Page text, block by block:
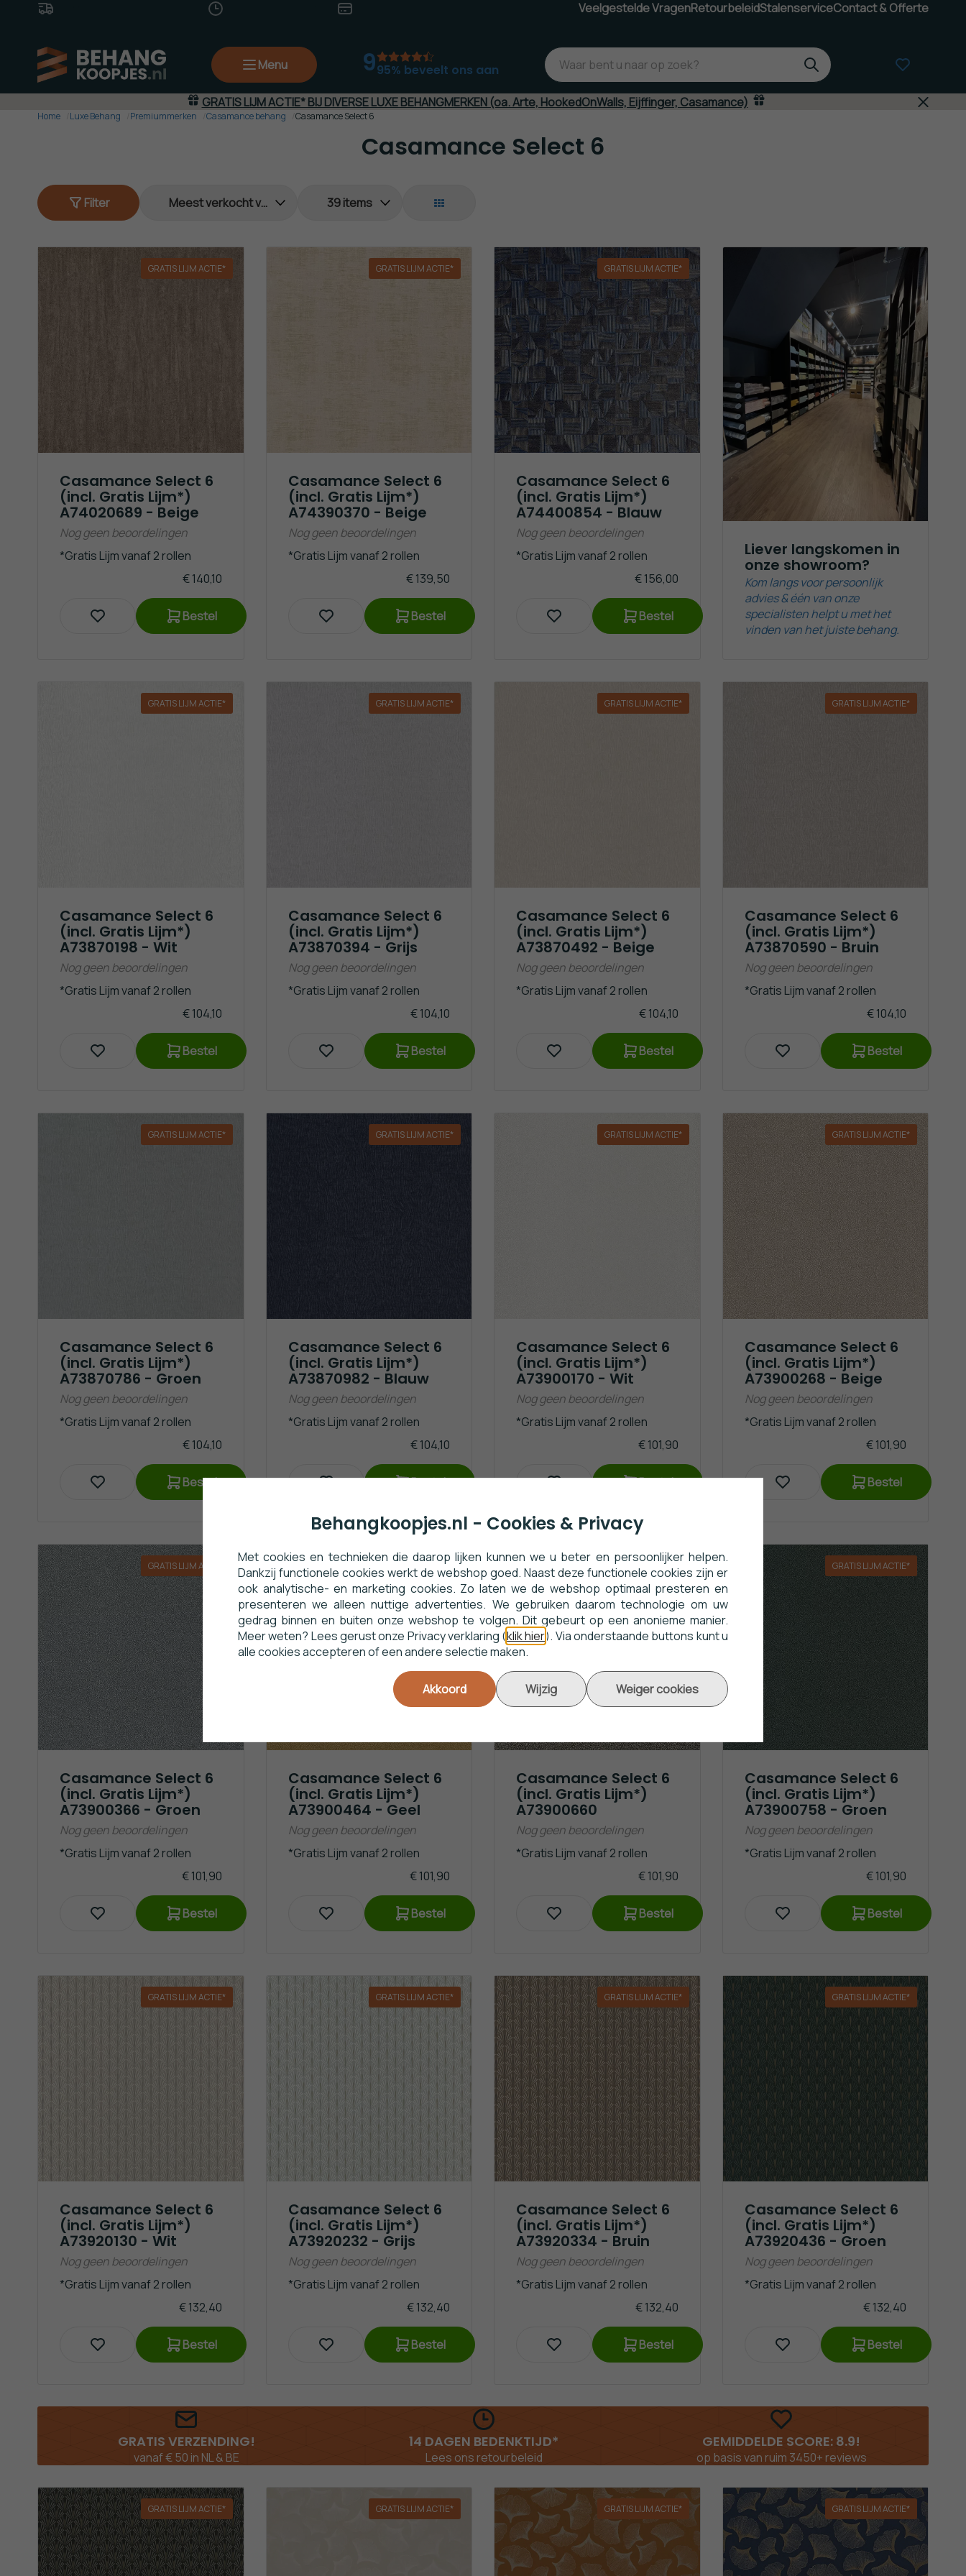
Veelgestelde VragenRetourbeleidStalenserviceContact & Offerte
Menu 995% beveelt ons aan
GRATIS LIJM ACTIE* BIJ DIVERSE LUXE BEHANGMERKEN (oa. Arte, HookedOnWalls, Eijffinger, Casamance)
Home Luxe Behang Premiummerken Casamance behang Casamance Select 6
Casamance Select 6
Filter
GRATIS LIJM ACTIE*
Casamance Select 6
(incl. Gratis Lijm*)
A74020689 - Beige
Nog geen beoordelingen
*Gratis Lijm vanaf 2 rollen
€ 140,10
Bestel
GRATIS LIJM ACTIE*
Casamance Select 6
(incl. Gratis Lijm*)
A74390370 - Beige
Nog geen beoordelingen
*Gratis Lijm vanaf 2 rollen
€ 139,50
Bestel
GRATIS LIJM ACTIE*
Casamance Select 6
(incl. Gratis Lijm*)
A74400854 - Blauw
Nog geen beoordelingen
*Gratis Lijm vanaf 2 rollen
€ 156,00
Bestel
Liever langskomen in
onze showroom?
Kom langs voor persoonlijk
advies & één van onze
specialisten helpt u met het
vinden van het juiste behang.
GRATIS LIJM ACTIE*
Casamance Select 6
(incl. Gratis Lijm*)
A73870198 - Wit
Nog geen beoordelingen
*Gratis Lijm vanaf 2 rollen
€ 104,10
Bestel
GRATIS LIJM ACTIE*
Casamance Select 6
(incl. Gratis Lijm*)
A73870394 - Grijs
Nog geen beoordelingen
*Gratis Lijm vanaf 2 rollen
€ 104,10
Bestel
GRATIS LIJM ACTIE*
Casamance Select 6
(incl. Gratis Lijm*)
A73870492 - Beige
Nog geen beoordelingen
*Gratis Lijm vanaf 2 rollen
€ 104,10
Bestel
GRATIS LIJM ACTIE*
Casamance Select 6
(incl. Gratis Lijm*)
A73870590 - Bruin
Nog geen beoordelingen
*Gratis Lijm vanaf 2 rollen
€ 104,10
Bestel
GRATIS LIJM ACTIE*
Casamance Select 6
(incl. Gratis Lijm*)
A73870786 - Groen
Nog geen beoordelingen
*Gratis Lijm vanaf 2 rollen
€ 104,10
Bestel
GRATIS LIJM ACTIE*
Casamance Select 6
(incl. Gratis Lijm*)
A73870982 - Blauw
Nog geen beoordelingen
*Gratis Lijm vanaf 2 rollen
€ 104,10
Bestel
GRATIS LIJM ACTIE*
Casamance Select 6
(incl. Gratis Lijm*)
A73900170 - Wit
Nog geen beoordelingen
*Gratis Lijm vanaf 2 rollen
€ 101,90
Bestel
GRATIS LIJM ACTIE*
Casamance Select 6
(incl. Gratis Lijm*)
A73900268 - Beige
Nog geen beoordelingen
*Gratis Lijm vanaf 2 rollen
€ 101,90
Bestel
GRATIS LIJM ACTIE*
Casamance Select 6
(incl. Gratis Lijm*)
A73900366 - Groen
Nog geen beoordelingen
*Gratis Lijm vanaf 2 rollen
€ 101,90
Bestel
GRATIS LIJM ACTIE*
Casamance Select 6
(incl. Gratis Lijm*)
A73900464 - Geel
Nog geen beoordelingen
*Gratis Lijm vanaf 2 rollen
€ 101,90
Bestel
GRATIS LIJM ACTIE*
Casamance Select 6
(incl. Gratis Lijm*)
A73900660
Nog geen beoordelingen
*Gratis Lijm vanaf 2 rollen
€ 101,90
Bestel
GRATIS LIJM ACTIE*
Casamance Select 6
(incl. Gratis Lijm*)
A73900758 - Groen
Nog geen beoordelingen
*Gratis Lijm vanaf 2 rollen
€ 101,90
Bestel
GRATIS LIJM ACTIE*
Casamance Select 6
(incl. Gratis Lijm*)
A73920130 - Wit
Nog geen beoordelingen
*Gratis Lijm vanaf 2 rollen
€ 132,40
Bestel
GRATIS LIJM ACTIE*
Casamance Select 6
(incl. Gratis Lijm*)
A73920232 - Grijs
Nog geen beoordelingen
*Gratis Lijm vanaf 2 rollen
€ 132,40
Bestel
GRATIS LIJM ACTIE*
Casamance Select 6
(incl. Gratis Lijm*)
A73920334 - Bruin
Nog geen beoordelingen
*Gratis Lijm vanaf 2 rollen
€ 132,40
Bestel
GRATIS LIJM ACTIE*
Casamance Select 6
(incl. Gratis Lijm*)
A73920436 - Groen
Nog geen beoordelingen
*Gratis Lijm vanaf 2 rollen
€ 132,40
Bestel
14 DAGEN BEDENKTIJD*
Lees ons retourbeleid
GEMIDDELDE SCORE: 8.9!
op basis van ruim 3450+ reviews
SNELLE LEVERING!
in Nederland & België
GRATIS LIJM ACTIE* GRATIS LIJM ACTIE* GRATIS LIJM ACTIE* GRATIS LIJM ACTIE*
Behangkoopjes.nl - Cookies & Privacy
Met cookies en technieken die daarop lijken kunnen we u beter en persoonlijker helpen.
Dankzij functionele cookies werkt de webshop goed. Naast deze functionele cookies zijn er
ook analytische- en marketing cookies. Zo laten we de webshop optimaal presteren en
presenteren we alleen nuttige advertenties. We gebruiken daarom technologie om uw
gedrag binnen en buiten onze webshop te volgen. Dit gebeurt op een anonieme manier.
Meer weten? Lees gerust onze Privacy verklaring (klik hier). Via onderstaande buttons kunt u
alle cookies accepteren of een andere selectie maken.
Akkoord Wijzig Weiger cookies